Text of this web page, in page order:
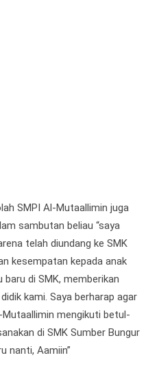
SMPI Al-Mutaallimin juga
sambutan beliau “saya
telah diundang ke SMK
kesempatan kepada anak
di SMK, memberikan
kami. Saya berharap agar
mengikuti betul-
di SMK Sumber Bungur
nanti, Aamiin”